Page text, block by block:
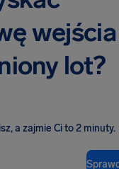
wejścia
lot?
a zajmie Ci to 2 minuty.